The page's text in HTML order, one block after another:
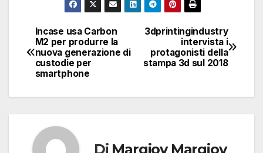
Navigazione
articoli
3dprintingindustry
intervista i
protagonisti della
stampa 3d sul 2018
Incase usa Carbon
M2 per produrre la
nuova generazione di
custodie per
smartphone
Di Margiov Margiov